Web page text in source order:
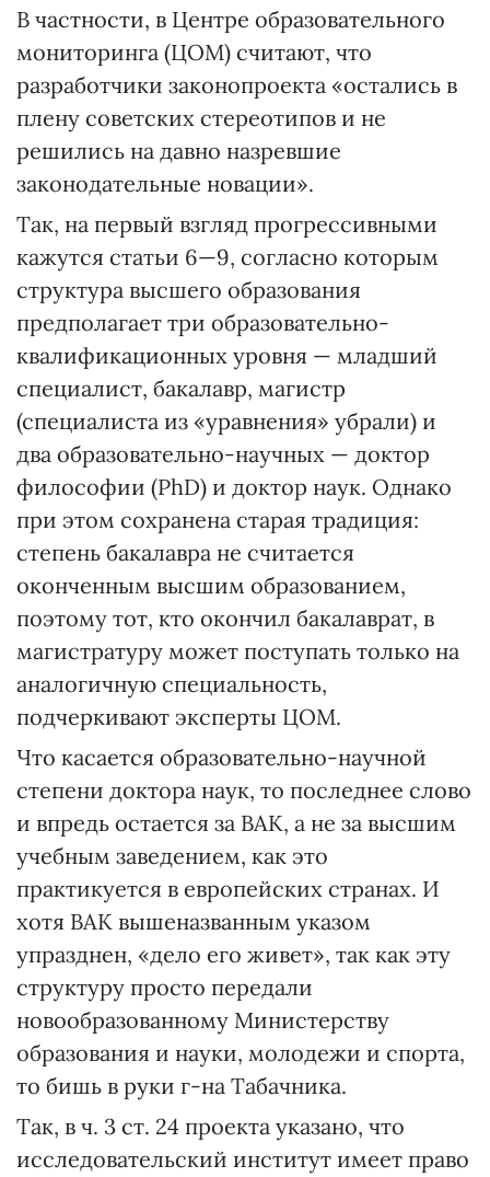
В частности, в Центре образовательного
мониторинга (ЦОМ) считают, что
разработчики законопроекта «остались в
плену советских стереотипов и не
решились на давно назревшие
законодательные новации».
Так, на первый взгляд прогрессивными
кажутся статьи 6—9, согласно которым
структура высшего образования
предполагает три образовательно-
квалификационных уровня — младший
специалист, бакалавр, магистр
(специалиста из «уравнения» убрали) и
два образовательно-научных — доктор
философии (PhD) и доктор наук. Однако
при этом сохранена старая традиция:
степень бакалавра не считается
оконченным высшим образованием,
поэтому тот, кто окончил бакалаврат, в
магистратуру может поступать только на
аналогичную специальность,
подчеркивают эксперты ЦОМ.
Что касается образовательно-научной
степени доктора наук, то последнее слово
и впредь остается за ВАК, а не за высшим
учебным заведением, как это
практикуется в европейских странах. И
хотя ВАК вышеназванным указом
упразднен, «дело его живет», так как эту
структуру просто передали
новообразованному Министерству
образования и науки, молодежи и спорта,
то бишь в руки г-на Табачника.
Так, в ч. 3 ст. 24 проекта указано, что
исследовательский институт имеет право